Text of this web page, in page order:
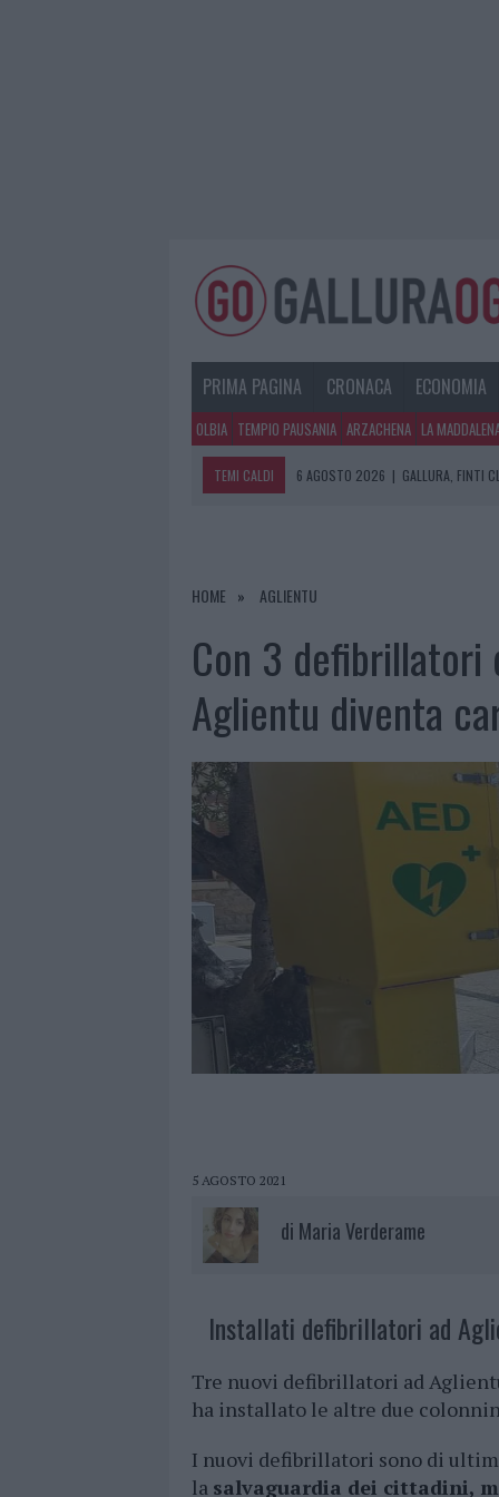
PRIMA PAGINA CRONACA ECONOMIA
OLBIA TEMPIO PAUSANIA ARZACHENA LA
TEMI CALDI 6 AGOSTO 2026 | GALLURA, FINTI
6 AGOSTO 2026 | METEO OLBIA 7
6 AGOSTO 2026 |
HOME AGLIENTU
Con 3 defibrillatori
Aglientu diventa
5 AGOSTO 2021
di Maria Verderame
Installati defibrillatori ad
Tre nuovi defibrillatori ad
ha installato le altre due
I nuovi defibrillatori sono di
la salvaguardia dei cittadini,